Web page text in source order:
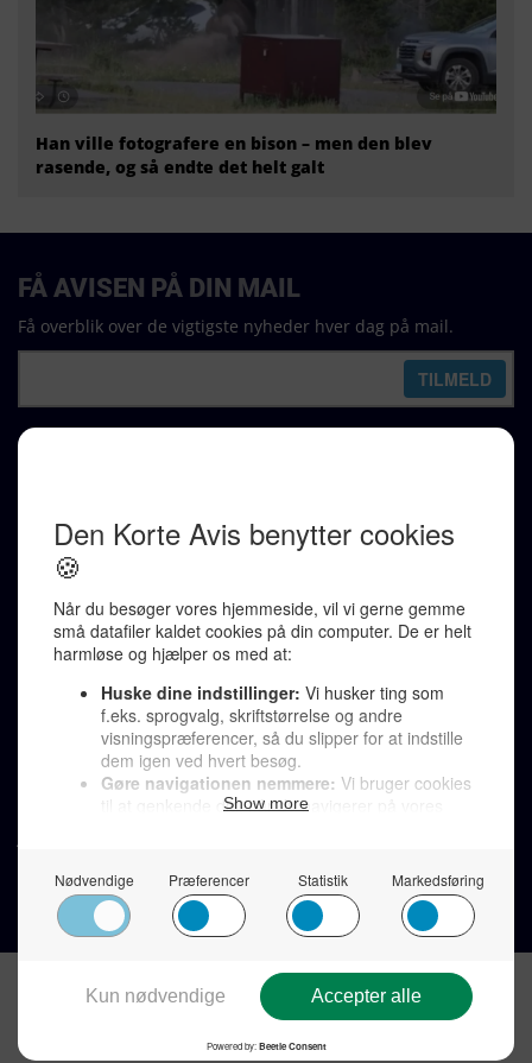
Han ville fotografere en bison – men den blev
rasende, og så endte det helt galt
Karen Jespersen
Redaktionen kontaktes via mail til
redaktion@denkorteavis.dk
Telefonsvarer 20 30 10 96
Von Ostensgade 22, 2791 Dragør
LINKS
Tidligere aviser >
Støt Den Korte Avis >
Send et læserbrev >
Privatlivspolitik >
FÅ AVISEN PÅ DIN MAIL
Få overblik over de vigtigste nyheder hver dag på mail.